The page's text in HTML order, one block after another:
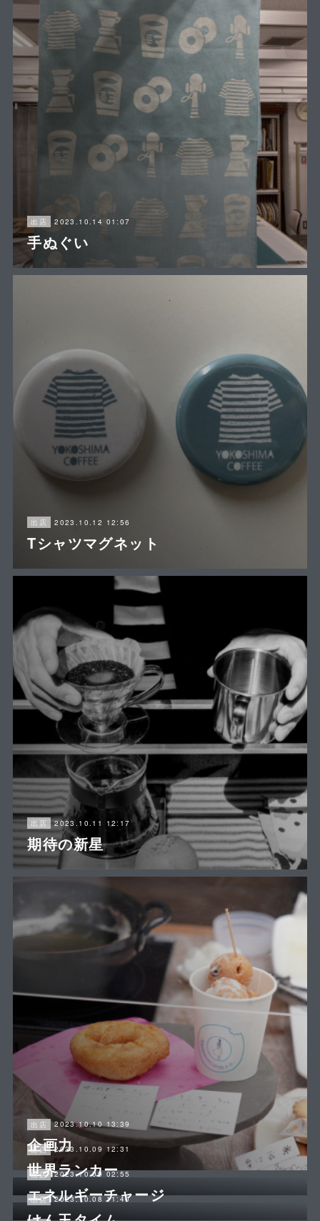
出店 2023.10.14 01:07
手ぬぐい
出店 2023.10.12 12:56
Tシャツマグネット
出店 2023.10.11 12:17
期待の新星
出店 2023.10.10 13:39
企画力
出店 2023.10.09 12:31
世界ランカー
出店 2023.10.09 02:55
エネルギーチャージ
出店 2023.10.08 11:40